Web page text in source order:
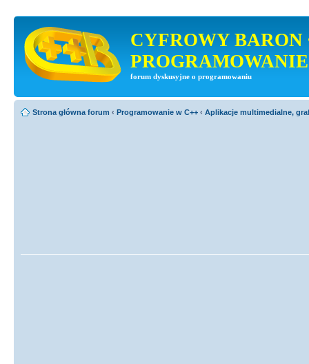
CYFROWY BARON
PROGRAMOWANIE
forum dyskusyjne o programowaniu
Strona główna forum ‹ Programowanie w C++ ‹ Aplikacje multimedialne,